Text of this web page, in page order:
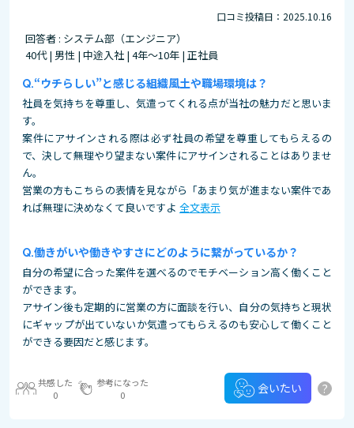
口コミ投稿日：2025.10.16
回答者 : システム部（エンジニア）
40代 | 男性 | 中途入社 | 4年～10年 | 正社員
“ウチらしい”と感じる組織風土や職場環境は？
社員を気持ちを尊重し、気遣ってくれる点が当社の魅力だと思いま
す。
案件にアサインされる際は必ず社員の希望を尊重してもらえるの
で、決して無理やり望まない案件にアサインされることはありませ
ん。
営業の方もこちらの表情を見ながら「あまり気が進まない案件であ
れば無理に決めなくて良いですよ 全文表示
働きがいや働きやすさにどのように繋がっているか？
自分の希望に合った案件を選べるのでモチベーション高く働くこと
ができます。
アサイン後も定期的に営業の方に面談を行い、自分の気持ちと現状
にギャップが出ていないか気遣ってもらえるのも安心して働くこと
ができる要因だと感じます。
共感した
0
参考になった
0
会いたい ?